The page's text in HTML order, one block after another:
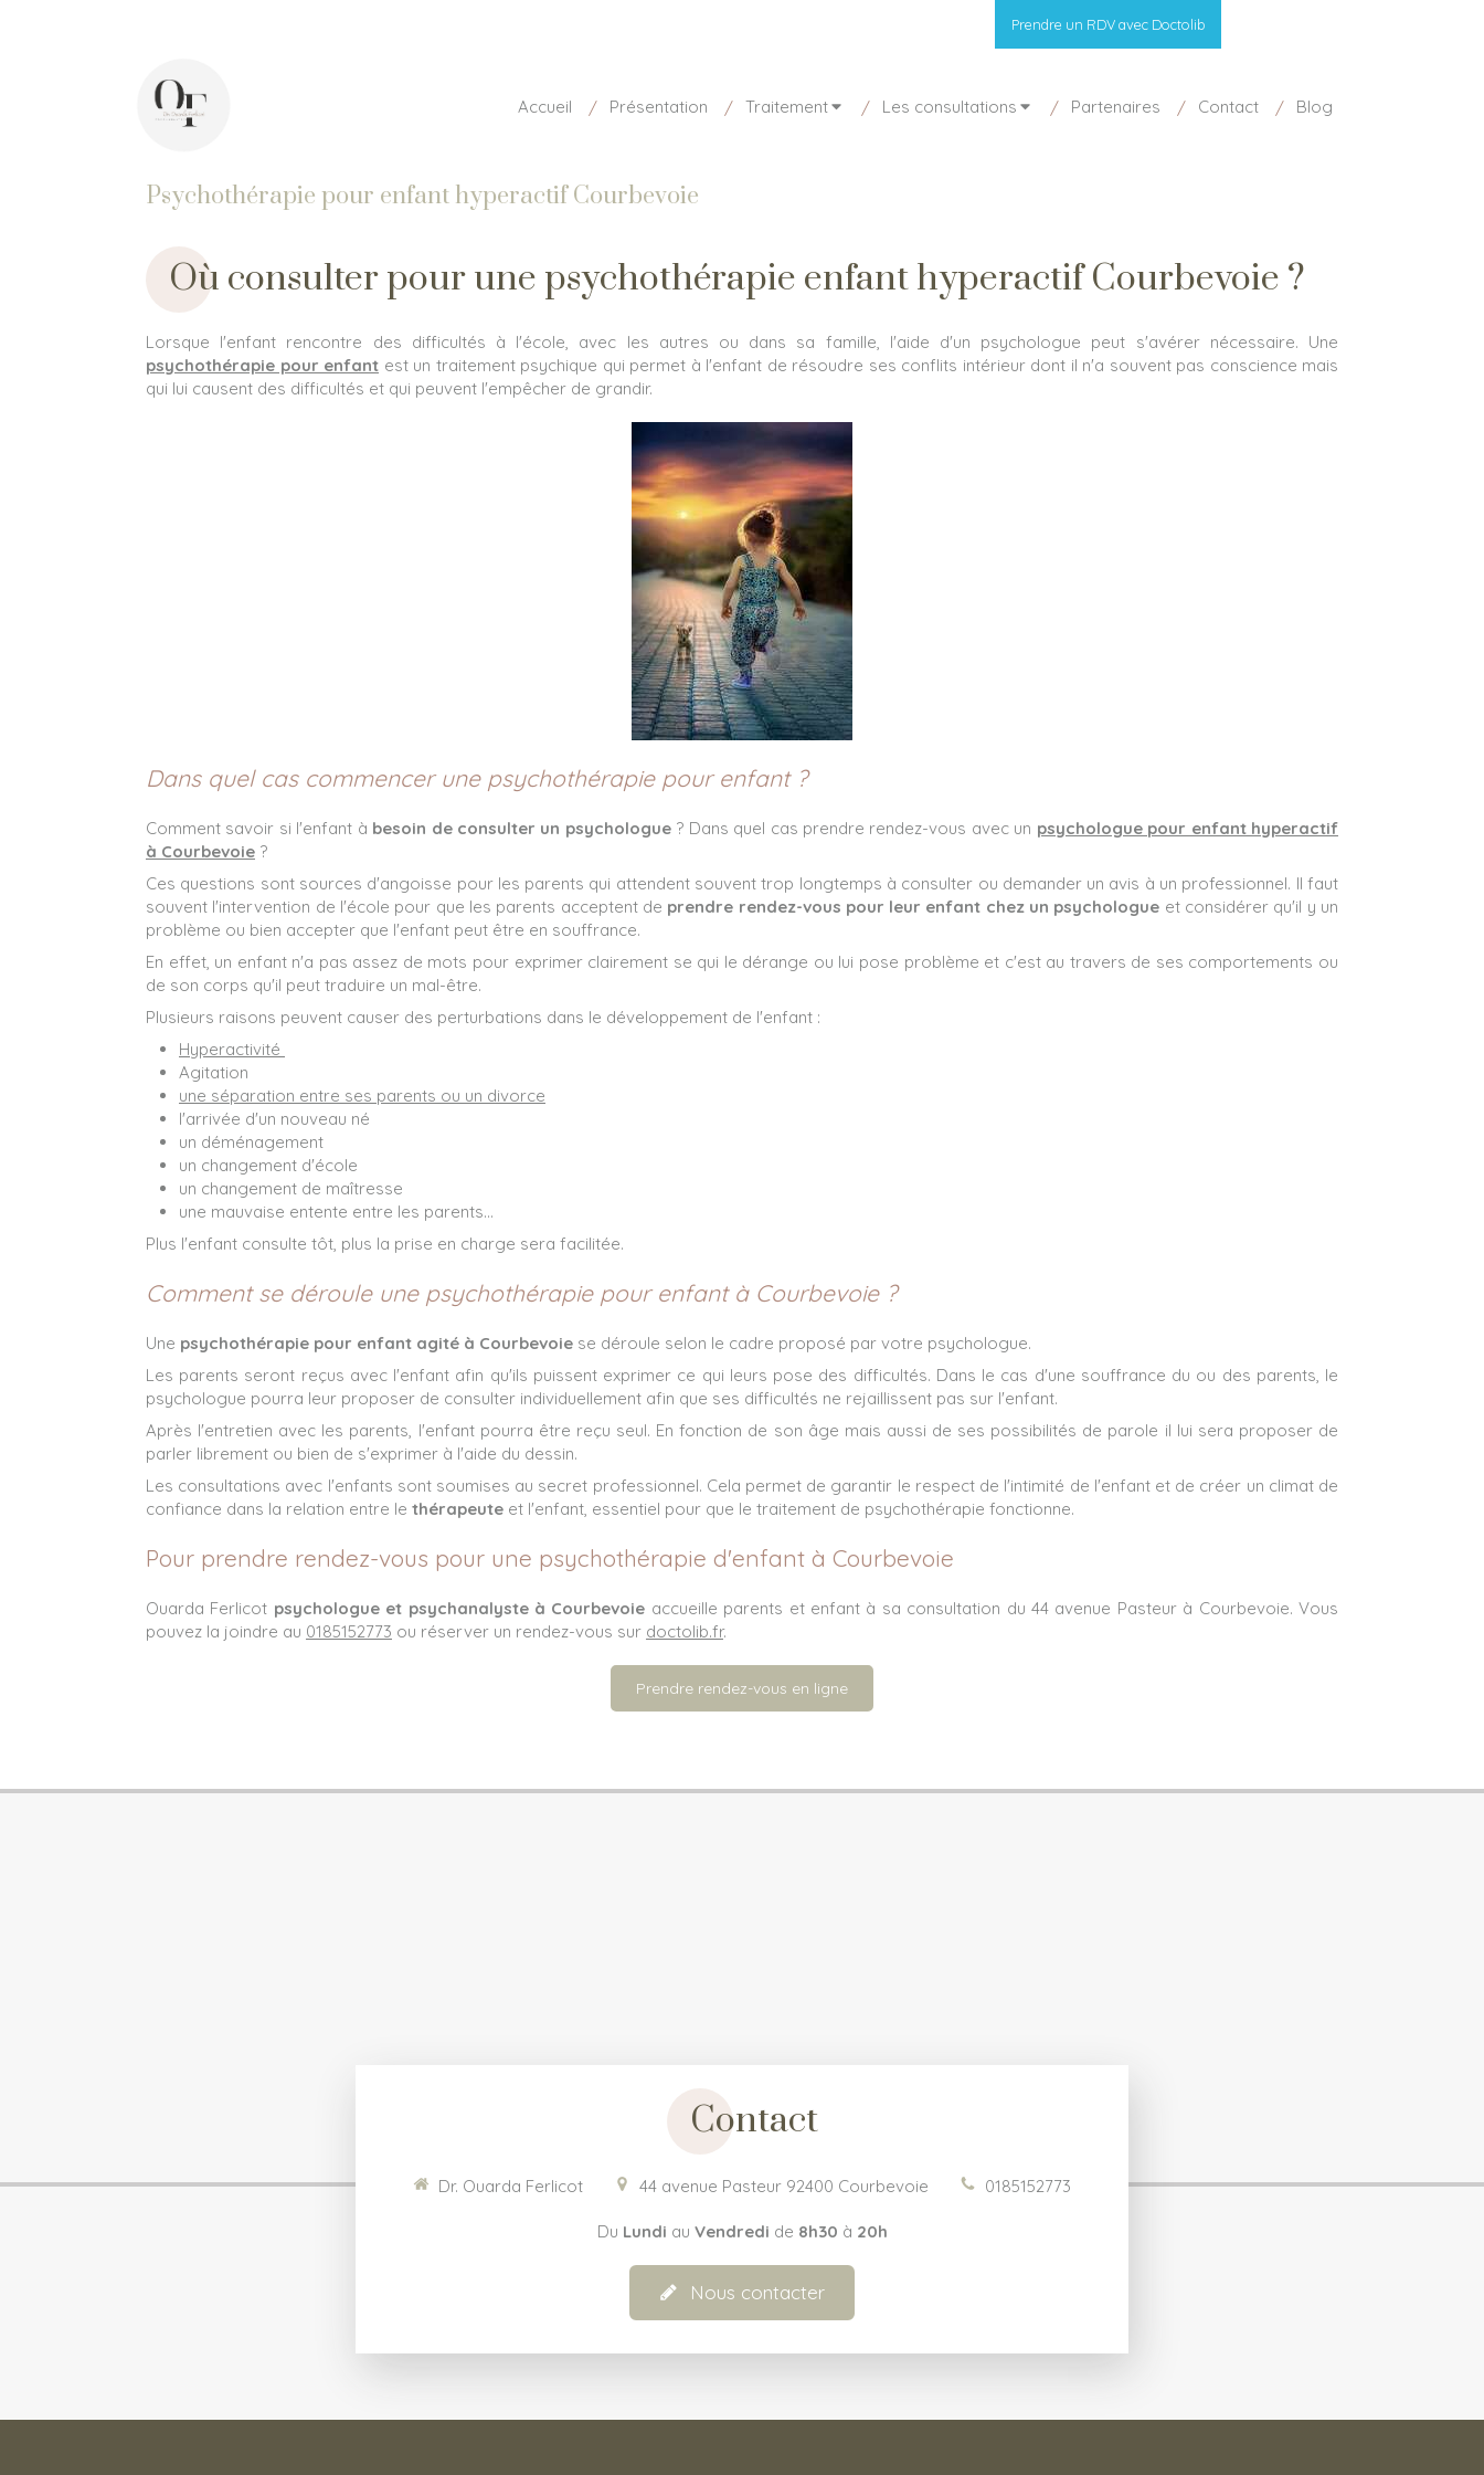
Prendre un RDV avec Doctolib
Accueil Présentation Traitement Les consultations Partenaires Contact Blog
Psychothérapie pour enfant hyperactif Courbevoie
Où consulter pour une psychothérapie enfant hyperactif Courbevoie ?
Lorsque l'enfant rencontre des difficultés à l'école, avec les autres ou dans sa famille, l'aide d'un psychologue peut s'avérer nécessaire. Une
psychothérapie pour enfant est un traitement psychique qui permet à l'enfant de résoudre ses conflits intérieur dont il n'a souvent pas conscience mais
qui lui causent des difficultés et qui peuvent l'empêcher de grandir.
Dans quel cas commencer une psychothérapie pour enfant ?
Comment savoir si l'enfant à besoin de consulter un psychologue? Dans quel cas prendre rendez-vous avec un psychologue pour enfant hyperactif
à Courbevoie ?
Ces questions sont sources d'angoisse pour les parents qui attendent souvent trop longtemps à consulter ou demander un avis à un professionnel. Il faut
souvent l'intervention de l'école pour que les parents acceptent de prendre rendez-vous pour leur enfant chez un psychologue et considérer qu'il y un
problème ou bien accepter que l'enfant peut être en souffrance.
En effet, un enfant n'a pas assez de mots pour exprimer clairement se qui le dérange ou lui pose problème et c'est au travers de ses comportements ou
de son corps qu'il peut traduire un mal-être.
Plusieurs raisons peuvent causer des perturbations dans le développement de l'enfant :
Hyperactivité
Agitation
une séparation entre ses parents ou un divorce
l'arrivée d'un nouveau né
un déménagement
un changement d'école
un changement de maîtresse
une mauvaise entente entre les parents...
Plus l'enfant consulte tôt, plus la prise en charge sera facilitée.
Comment se déroule une psychothérapie pour enfant à Courbevoie ?
Une psychothérapie pour enfant agité à Courbevoie se déroule selon le cadre proposé par votre psychologue.
Les parents seront reçus avec l'enfant afin qu'ils puissent exprimer ce qui leurs pose des difficultés. Dans le cas d'une souffrance du ou des parents, le
psychologue pourra leur proposer de consulter individuellement afin que ses difficultés ne rejaillissent pas sur l'enfant.
Après l'entretien avec les parents, l'enfant pourra être reçu seul. En fonction de son âge mais aussi de ses possibilités de parole il lui sera proposer de
parler librement ou bien de s'exprimer à l'aide du dessin.
Les consultations avec l'enfants sont soumises au secret professionnel. Cela permet de garantir le respect de l'intimité de l'enfant et de créer un climat de
confiance dans la relation entre le thérapeute et l'enfant, essentiel pour que le traitement de psychothérapie fonctionne.
Pour prendre rendez-vous pour une psychothérapie d'enfant à Courbevoie
Ouarda Ferlicot psychologue et psychanalyste à Courbevoie accueille parents et enfant à sa consultation du 44 avenue Pasteur à Courbevoie. Vous
pouvez la joindre au 0185152773 ou réserver un rendez-vous sur doctolib.fr.
Prendre rendez-vous en ligne
Contact
Dr. Ouarda Ferlicot 44 avenue Pasteur 92400 Courbevoie 0185152773
Du Lundi au Vendredi de 8h30 à 20h
Nous contacter